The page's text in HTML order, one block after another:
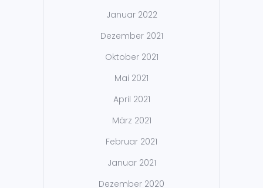
Januar 2022
Dezember 2021
Oktober 2021
Mai 2021
April 2021
März 2021
Februar 2021
Januar 2021
Dezember 2020